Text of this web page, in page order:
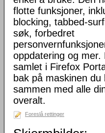
flotte funksjoner,
blocking, tabbed-
søk, forbedret
oppdatering og
samlet i Firefox
bak på maskinen
sammen med alle
overalt.
Foreslå rettinger